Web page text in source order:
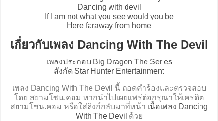
Dancing with devil
If I am not what you see would you be
Here faraway from home
เกี่ยวกับเพลง Dancing With The Devil
เพลงประกอบ Big Dragon The Series
สังกัด Star Hunter Entertainment
เพลง Dancing With The Devil นี้ ถอดคำร้องและตรวจสอบ
โดย สยามโซน.คอม หากนำไปเผยแพร่ต่อกรุณาให้เครดิต
สยามโซน.คอม หรือใส่ลิงก์กลับมาที่หน้า เนื้อเพลง Dancing
With The Devil ด้วย